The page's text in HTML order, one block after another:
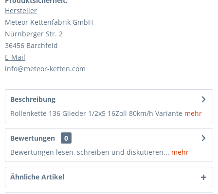
Hersteller
Meteor Kettenfabrik GmbH
Nürnberger Str. 2
36456 Barchfeld
E-Mail
info@meteor-ketten.com
Beschreibung
Rollenkette 136 Glieder 1/2x5 16Zoll 80km/h Variante mehr
Bewertungen
0
Bewertungen lesen, schreiben und diskutieren... mehr
Ähnliche Artikel